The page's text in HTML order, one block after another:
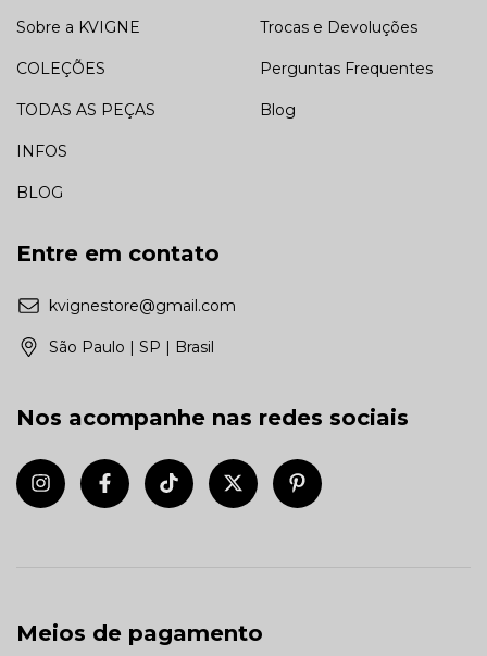
Sobre a KVIGNE
COLEÇÕES
TODAS AS PEÇAS
INFOS
BLOG
Trocas e Devoluções
Perguntas Frequentes
Blog
Entre em contato
kvignestore@gmail.com
São Paulo | SP | Brasil
Nos acompanhe nas redes sociais
Meios de pagamento